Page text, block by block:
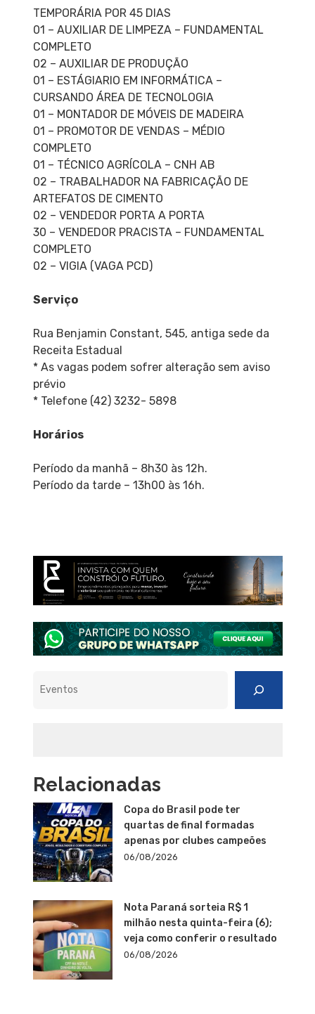
TEMPORÁRIA POR 45 DIAS
01 – AUXILIAR DE LIMPEZA – FUNDAMENTAL
COMPLETO
02 – AUXILIAR DE PRODUÇÃO
01 – ESTÁGIARIO EM INFORMÁTICA –
CURSANDO ÁREA DE TECNOLOGIA
01 – MONTADOR DE MÓVEIS DE MADEIRA
01 – PROMOTOR DE VENDAS – MÉDIO
COMPLETO
01 – TÉCNICO AGRÍCOLA – CNH AB
02 – TRABALHADOR NA FABRICAÇÃO DE
ARTEFATOS DE CIMENTO
02 – VENDEDOR PORTA A PORTA
30 – VENDEDOR PRACISTA – FUNDAMENTAL
COMPLETO
02 – VIGIA (VAGA PCD)
Serviço
Rua Benjamin Constant, 545, antiga sede da
Receita Estadual
* As vagas podem sofrer alteração sem aviso
prévio
* Telefone (42) 3232- 5898
Horários
Período da manhã – 8h30 às 12h.
Período da tarde – 13h00 às 16h.
Relacionadas
Copa do Brasil pode ter
quartas de final formadas
apenas por clubes campeões
06/08/2026
Nota Paraná sorteia R$ 1
milhão nesta quinta-feira (6);
veja como conferir o resultado
06/08/2026